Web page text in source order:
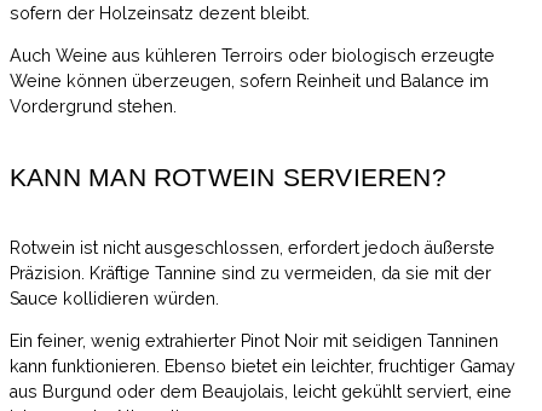
sofern der Holzeinsatz dezent bleibt.
Auch Weine aus kühleren Terroirs oder biologisch erzeugte
Weine können überzeugen, sofern Reinheit und Balance im
Vordergrund stehen.
KANN MAN ROTWEIN SERVIEREN?
Rotwein ist nicht ausgeschlossen, erfordert jedoch äußerste
Präzision. Kräftige Tannine sind zu vermeiden, da sie mit der
Sauce kollidieren würden.
Ein feiner, wenig extrahierter Pinot Noir mit seidigen Tanninen
kann funktionieren. Ebenso bietet ein leichter, fruchtiger Gamay
aus Burgund oder dem Beaujolais, leicht gekühlt serviert, eine